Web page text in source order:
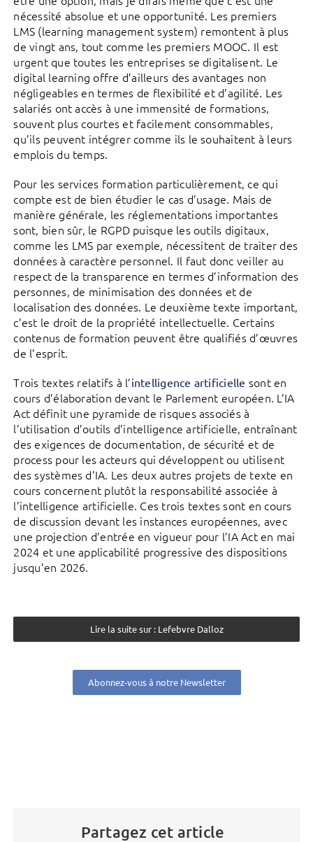
nécessité absolue et une opportunité. Les premiers
LMS (learning management system) remontent à plus
de vingt ans, tout comme les premiers MOOC. Il est
urgent que toutes les entreprises se digitalisent. Le
digital learning offre d’ailleurs des avantages non
négligeables en termes de flexibilité et d’agilité. Les
salariés ont accès à une immensité de formations,
souvent plus courtes et facilement consommables,
qu’ils peuvent intégrer comme ils le souhaitent à leurs
emplois du temps.
Pour les services formation particulièrement, ce qui
compte est de bien étudier le cas d’usage. Mais de
manière générale, les réglementations importantes
sont, bien sûr, le RGPD puisque les outils digitaux,
comme les LMS par exemple, nécessitent de traiter des
données à caractère personnel. Il faut donc veiller au
respect de la transparence en termes d’information des
personnes, de minimisation des données et de
localisation des données. Le deuxième texte important,
c’est le droit de la propriété intellectuelle. Certains
contenus de formation peuvent être qualifiés d’œuvres
de l’esprit.
Trois textes relatifs à l’intelligence artificielle sont en
cours d’élaboration devant le Parlement européen. L’IA
Act définit une pyramide de risques associés à
l’utilisation d’outils d’intelligence artificielle, entraînant
des exigences de documentation, de sécurité et de
process pour les acteurs qui développent ou utilisent
des systèmes d’IA. Les deux autres projets de texte en
cours concernent plutôt la responsabilité associée à
l’intelligence artificielle. Ces trois textes sont en cours
de discussion devant les instances européennes, avec
une projection d’entrée en vigueur pour l’IA Act en mai
2024 et une applicabilité progressive des dispositions
jusqu’en 2026.
Lire la suite sur : Lefebvre Dalloz
Abonnez-vous à notre Newsletter
Partagez cet article